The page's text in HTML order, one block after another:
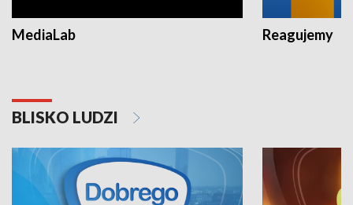
MediaLab Reagujemy
BLISKO LUDZI